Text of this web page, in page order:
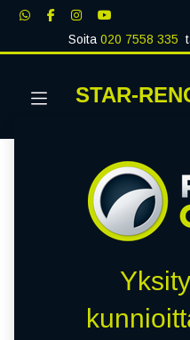
Soita020 7558 335
STAR-